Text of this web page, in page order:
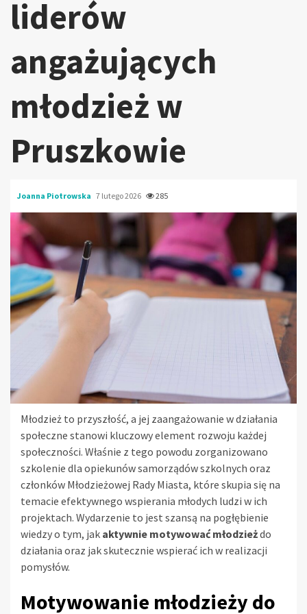
liderów
angażujących
młodzież w
Pruszkowie
Joanna Piotrowska 7 lutego 2026 285
Młodzież to przyszłość, a jej zaangażowanie w działania
społeczne stanowi kluczowy element rozwoju każdej
społeczności. Właśnie z tego powodu zorganizowano
szkolenie dla opiekunów samorządów szkolnych oraz
członków Młodzieżowej Rady Miasta, które skupia się na
temacie efektywnego wspierania młodych ludzi w ich
projektach. Wydarzenie to jest szansą na pogłębienie
wiedzy o tym, jak aktywnie motywować młodzieżdo
działania oraz jak skutecznie wspierać ich w realizacji
pomysłów.
Motywowanie młodzieży do